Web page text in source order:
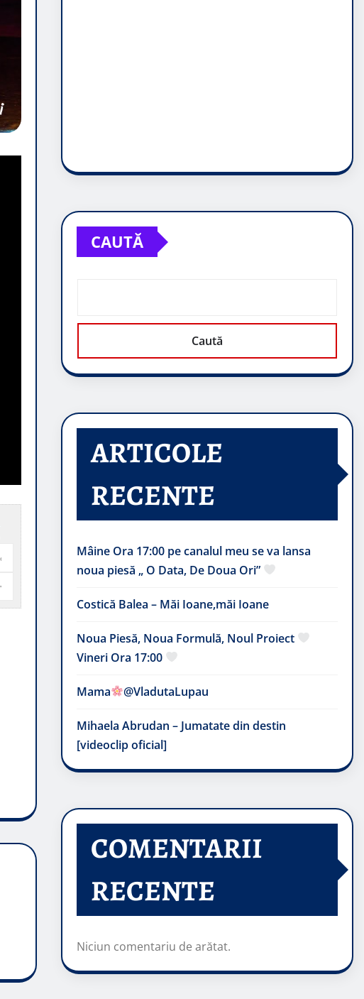
CAUTĂ
Caută
ARTICOLE
RECENTE
Mâine Ora 17:00 pe canalul meu se va lansa
noua piesă „ O Data, De Doua Ori”
Costică Balea – Măi Ioane,măi Ioane
Noua Piesă, Noua Formulă, Noul Proiect
Vineri Ora 17:00
Mama @VladutaLupau
Mihaela Abrudan – Jumatate din destin
[videoclip oficial]
COMENTARII
RECENTE
Niciun comentariu de arătat.